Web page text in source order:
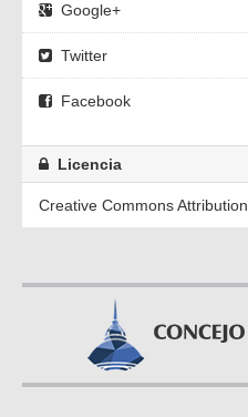
Google+
Twitter
Facebook
Licencia
Creative Commons Attribution